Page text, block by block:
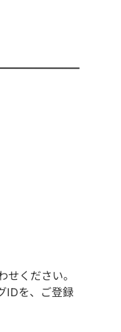
ください。
IDを、ご登録